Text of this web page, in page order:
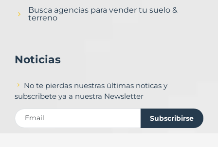
Busca agencias para vender tu suelo &
terreno
Noticias
No te pierdas nuestras últimas noticas y
subscribete ya a nuestra Newsletter
Subscribirse